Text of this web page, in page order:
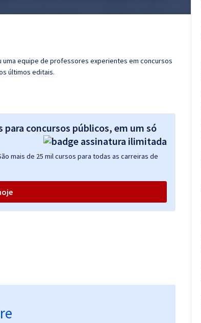
equipe de professores experientes em concursos
últimos editais.
concursos públicos, em um só
mais de 25 mil cursos para todas as carreiras de